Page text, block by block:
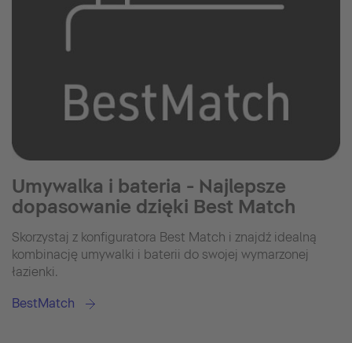
Umywalka i bateria - Najlepsze
dopasowanie dzięki Best Match
Skorzystaj z konfiguratora Best Match i znajdź idealną
kombinację umywalki i baterii do swojej wymarzonej
łazienki.
BestMatch